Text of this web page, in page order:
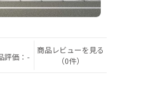
評価：-
商品レビューを見る
（0件）